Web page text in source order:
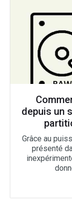
depuis un
Grâce au
présenté